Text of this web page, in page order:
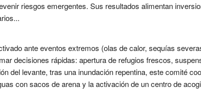
riesgos emergentes. Sus resultados alimentan
ante eventos extremos (olas de calor, sequías
decisiones rápidas: apertura de refugios frescos,
del levante, tras una inundación repentina, este comité
con sacos de arena y la activación de un centro de